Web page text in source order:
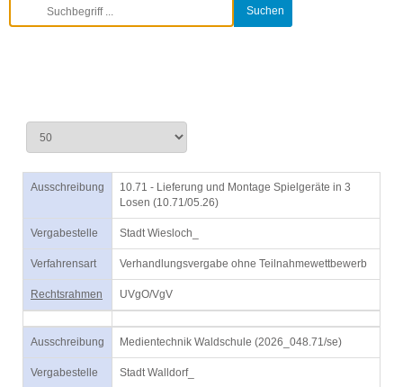
Ausschreibung
10.71 - Lieferung und Montage Spielgeräte in 3
Losen (10.71/05.26)
Vergabestelle Stadt Wiesloch_
Verfahrensart Verhandlungsvergabe ohne Teilnahmewettbewerb
Rechtsrahmen UVgO/VgV
Ausschreibung Medientechnik Waldschule (2026_048.71/se)
Vergabestelle Stadt Walldorf_